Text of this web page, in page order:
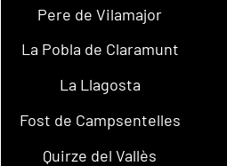
Pere de Vilamajor
La Pobla de Claramunt
La Llagosta
Fost de Campsentelles
Quirze del Vallès